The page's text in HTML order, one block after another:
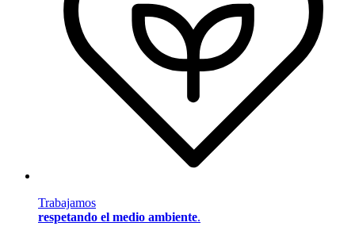
Trabajamos
respetando el medio ambiente.